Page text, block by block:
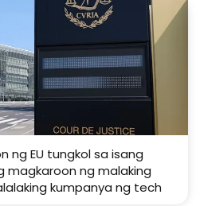
ng EU tungkol sa isang
ng malaking
kumpanya ng tech